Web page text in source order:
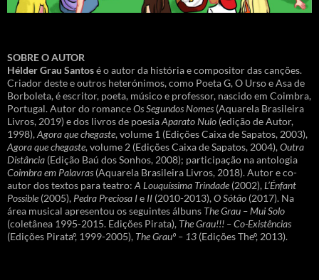
SOBRE O AUTOR
Hélder Grau Santosé o autor da história e compositor das canções.
Criador deste e outros heterónimos, como Poeta G, O Urso e Asa de
Borboleta, é escritor, poeta, músico e professor, nascido em Coimbra,
Portugal. Autor do romanceOs Segundos Nomes (Aquarela Brasileira
Livros, 2019) e dos livros de poesiaAparato Nulo (edição de Autor,
1998),Agora que chegaste, volume 1 (Edições Caixa de Sapatos, 2003),
Agora que chegaste, volume 2 (Edições Caixa de Sapatos, 2004),Outra
Distância (Edição Baú dos Sonhos, 2008); participação na antologia
Coimbra em Palavras (Aquarela Brasileira Livros, 2018). Autor e co-
autor dos textos para teatro: A Louquíssima Trindade (2002),L’Énfant
Possible (2005), Pedra Preciosa Ie II (2010-2013),O Sótão (2017). Na
área musical apresentou os seguintes álbuns The Grau – Mui Solo
(coletânea 1995-2015. Edições Pirata), The Grau!!! – Co-Existências
(Edições Pirataº, 1999-2005), The Grauº – 13 (Edições Theº, 2013).